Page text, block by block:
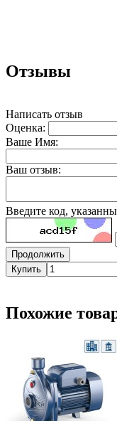
Отзывы
Написать отзыв
Оценка:
Ваше Имя:
Ваш отзыв:
Введите код,
Продолжить
Купить
Похожие